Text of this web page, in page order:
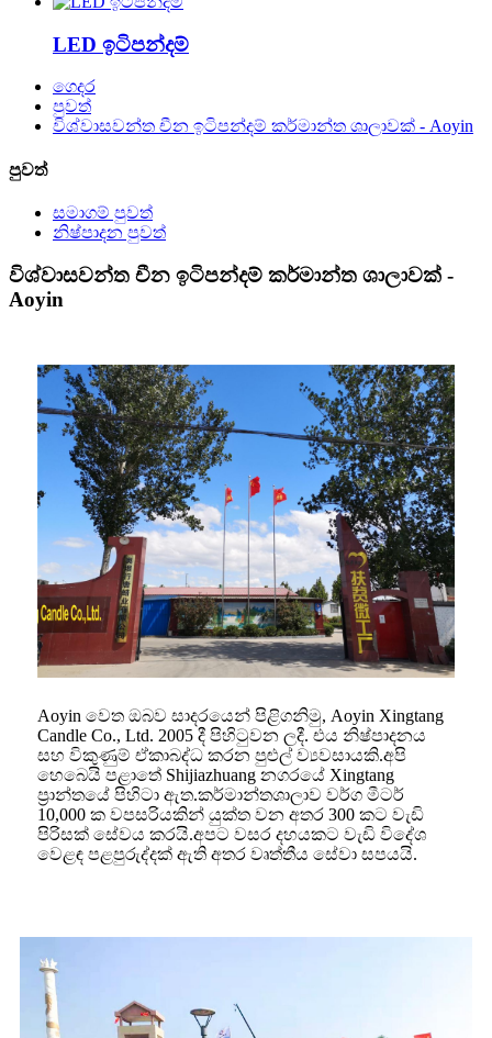
LED ඉටිපන්දම්
ගෙදර
පුවත්
විශ්වාසවන්ත චීන ඉටිපන්දම් කර්මාන්ත ශාලාවක් - Aoyin
පුවත්
සමාගම් පුවත්
නිෂ්පාදන පුවත්
විශ්වාසවන්ත චීන ඉටිපන්දම් කර්මාන්ත ශාලාවක් -
Aoyin
Aoyin වෙත ඔබව සාදරයෙන් පිළිගනිමු, Aoyin Xingtang
Candle Co., Ltd. 2005 දී පිහිටුවන ලදී. එය නිෂ්පාදනය
සහ විකුණුම් ඒකාබද්ධ කරන පුළුල් ව්‍යවසායකි.අපි
හෙබෙයි පළාතේ Shijiazhuang නගරයේ Xingtang
ප්‍රාන්තයේ පිහිටා ඇත.කර්මාන්තශාලාව වර්ග මීටර්
10,000 ක වපසරියකින් යුක්ත වන අතර 300 කට වැඩි
පිරිසක් සේවය කරයි.අපට වසර දහයකට වැඩි විදේශ
වෙළඳ පළපුරුද්දක් ඇති අතර වෘත්තීය සේවා සපයයි.